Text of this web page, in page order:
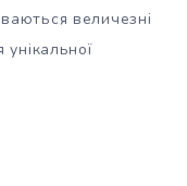
величезні